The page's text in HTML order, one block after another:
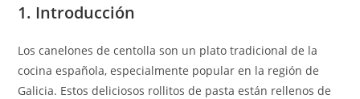
1. Introducción
Los canelones de centolla son un plato tradicional de la
cocina española, especialmente popular en la región de
Galicia. Estos deliciosos rollitos de pasta están rellenos de